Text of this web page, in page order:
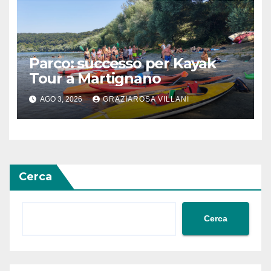
Parco: successo per Kayak
Tour a Martignano
AGO 3, 2026 GRAZIAROSA VILLANI
Cerca
Cerca